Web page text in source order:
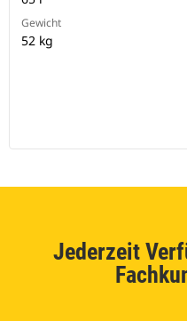
Gewicht
52 kg
Jederzeit